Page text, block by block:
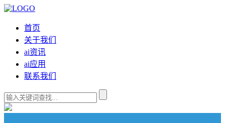
首页
关于我们
ai资讯
ai应用
联系我们